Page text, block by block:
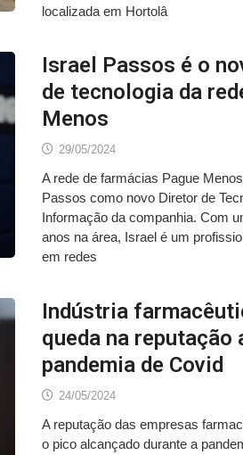
localizada em Hortolâ
Israel Passos é o
de tecnologia da
Menos
29/05/2024
A rede de farmácias Pague
Passos como novo Diretor de
Informação da companhia. Com
anos na área, Israel é um
em redes
Indústria
queda na reputação
pandemia de Covid
24/05/2024
A reputação das empresas
o pico alcançado durante a